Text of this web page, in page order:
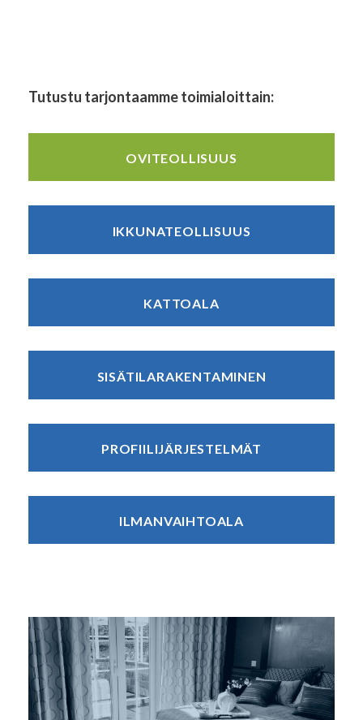
Tutustu tarjontaamme toimialoittain:
OVITEOLLISUUS
IKKUNATEOLLISUUS
KATTOALA
SISÄTILARAKENTAMINEN
PROFIILIJÄRJESTELMÄT
ILMANVAIHTOALA